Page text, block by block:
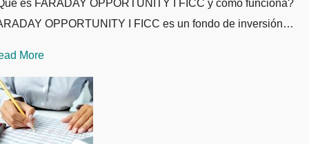
es FARADAY OPPORTUNITY I FICC y cómo funciona?
OPPORTUNITY I FICC es un fondo de inversión…
More